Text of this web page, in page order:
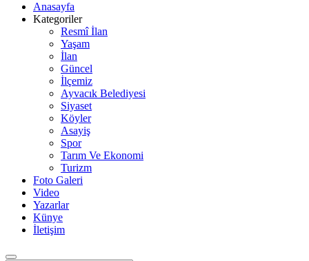
Anasayfa
Kategoriler
Resmî İlan
Yaşam
İlan
Güncel
İlçemiz
Ayvacık Belediyesi
Siyaset
Köyler
Asayiş
Spor
Tarım Ve Ekonomi
Turizm
Foto Galeri
Video
Yazarlar
Künye
İletişim